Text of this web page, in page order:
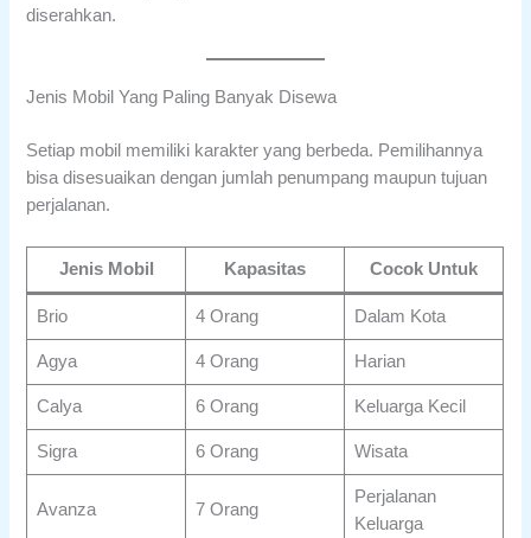
diserahkan.
Jenis Mobil Yang Paling Banyak Disewa
Setiap mobil memiliki karakter yang berbeda. Pemilihannya
bisa disesuaikan dengan jumlah penumpang maupun tujuan
perjalanan.
Jenis Mobil Kapasitas Cocok Untuk
Brio 4 Orang Dalam Kota
Agya 4 Orang Harian
Calya 6 Orang Keluarga Kecil
Sigra 6 Orang Wisata
Avanza 7 Orang
Perjalanan
Keluarga